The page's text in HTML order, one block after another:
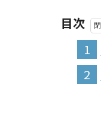
目次
1
2